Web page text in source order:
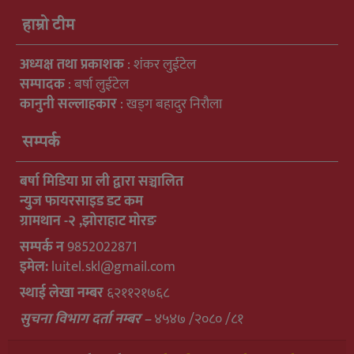
हाम्रो टीम
अध्यक्ष तथा प्रकाशक: शंकर लुईटेल
सम्पादक: बर्षा लुईटेल
कानुनी सल्लाहकार: खड्ग बहादुर निरौला
सम्पर्क
बर्षा मिडिया प्रा ली द्वारा सञ्चालित
न्युुज फायरसाइड डट कम
ग्रामथान -२ ,झोराहाट मोरङ
सम्पर्क न9852022871
इमेल:luitel.skl@gmail.com
स्थाई लेखा नम्बर६२११२१७६८
सुचना विभाग दर्ता नम्बर –४५४७ /२०८० /८१